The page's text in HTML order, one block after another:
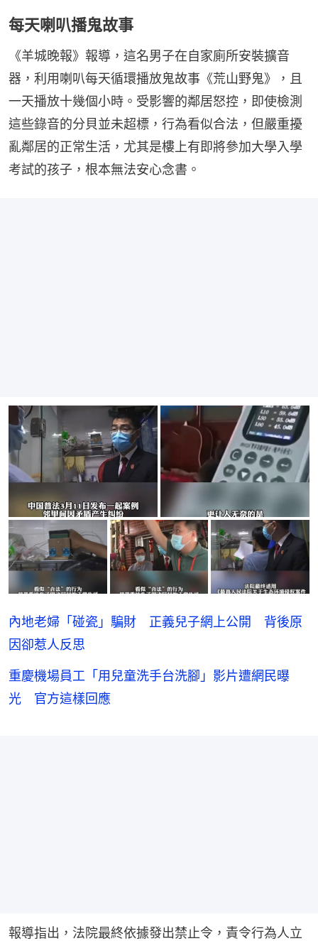
每天喇叭播鬼故事
《羊城晚報》報導，這名男子在自家廁所安裝擴音
器，利用喇叭每天循環播放鬼故事《荒山野鬼》，且
一天播放十幾個小時。受影響的鄰居怒控，即使檢測
這些錄音的分貝並未超標，行為看似合法，但嚴重擾
亂鄰居的正常生活，尤其是樓上有即將參加大學入學
考試的孩子，根本無法安心念書。
內地老婦「碰瓷」騙財 正義兒子網上公開 背後原
因卻惹人反思
重慶機場員工「用兒童洗手台洗腳」影片遭網民曝
光 官方這樣回應
報導指出，法院最終依據發出禁止令，責令行為人立